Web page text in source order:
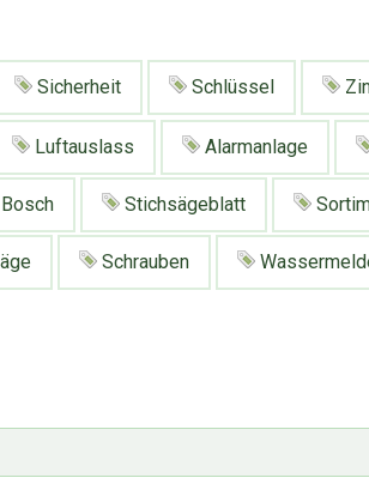
Sicherheit Schlüssel
Luftauslass Alarmanlage
Bosch Stichsägeblatt
Schrauben